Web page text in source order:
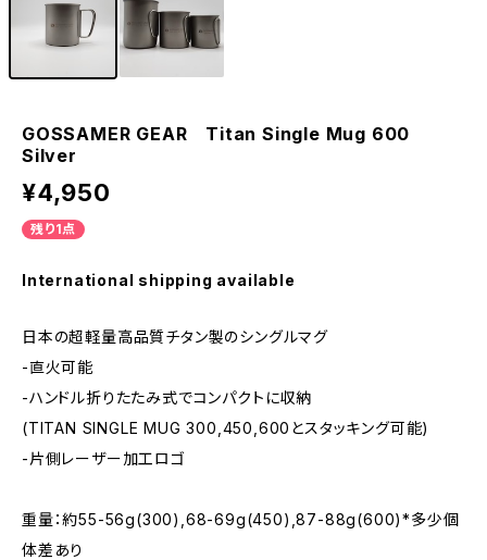
GOSSAMER GEAR Titan Single Mug 600
Silver
¥4,950
残り1点
International shipping available
日本の超軽量高品質チタン製のシングルマグ
-直火可能
-ハンドル折りたたみ式でコンパクトに収納
(TITAN SINGLE MUG 300,450,600とスタッキング可能)
-片側レーザー加工ロゴ
重量：約55-56g(300),68-69g(450),87-88g(600)*多少個
体差あり